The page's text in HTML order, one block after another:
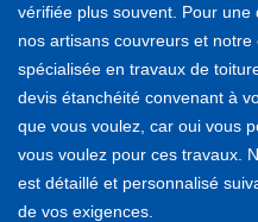
vérifiée plus souvent. Pour une
nos artisans couvreurs et
spécialisée en travaux de
devis étanchéité convenant à
que vous voulez, car oui vous
vous voulez pour ces travaux.
est détaillé et personnalisé
de vos exigences.